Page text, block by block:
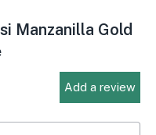
Manzanilla Gold
Add a review